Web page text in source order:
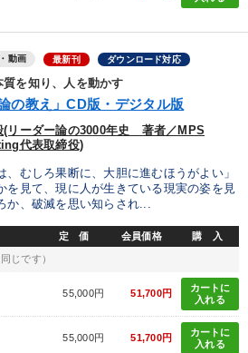
動画 最新刊 ダウンロード対応
質を知り、人を動かす
論の教え」CD版・デジタル版
(リーダー論の3000年史 著者／MPS
代表取締役)
むしろ果断に、大胆に進むほうがよい」
見て、現に人が生きている現実の姿を見
か、破滅を思い知らされ...
定 価 会員価格 購 入
じです）
55,000円 51,700円
カートに
入れる
55,000円 51,700円
カートに
入れる